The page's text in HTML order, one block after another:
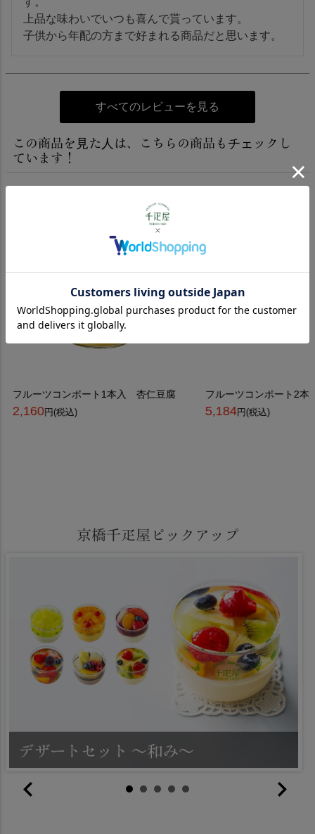
上品な味わいでいつも喜んで貰っています。
子供から年配の方まで好まれる商品だと思います。
すべてのレビューを見る
この商品を見た人は、こちらの商品もチェックし
ています！
フルーツコンポート1本入 杏仁豆腐
2,160円(税込)
フルーツコンポート2本
5,184円(税込)
京橋千疋屋ピックアップ